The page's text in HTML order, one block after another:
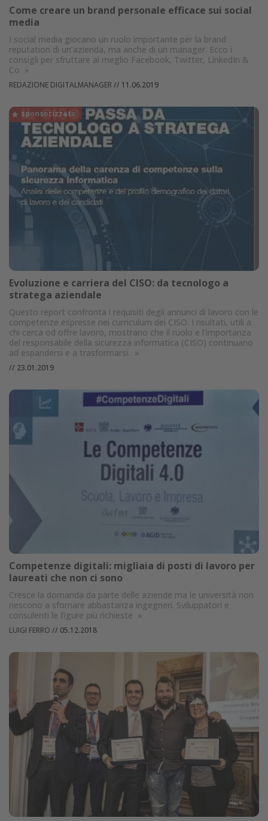
Come creare un brand personale efficace sui social
media
I social media giocano un ruolo importante per la brand
reputation di un’azienda, ma anche di un manager. Ecco i
consigli per sfruttare al meglio Facebook, Twitter, LinkedIn &
Co »
REDAZIONE DIGITALMANAGER// 11.06.2019
Evoluzione e carriera del CISO: da tecnologo a
stratega aziendale
Questo report confronta i requisiti degli annunci di lavoro con le
competenze espresse nei curriculum dei CISO. I risultati, utili a
chi cerca od offre lavoro, mostrano che il ruolo e l’importanza
del responsabile della sicurezza informatica (CISO) continuano
ad espandersi e a trasformarsi. »
// 23.01.2019
Competenze digitali: migliaia di posti di lavoro per
laureati che non ci sono
Cresce la domanda da parte delle aziende ma le università non
riescono a sfornare abbastanza ingegneri. Sviluppatori e
consulenti le figure più richieste »
LUIGI FERRO // 05.12.2018